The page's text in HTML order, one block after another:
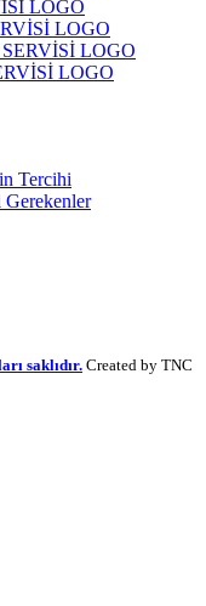
Tercihi
saklıdır. Created by TNC